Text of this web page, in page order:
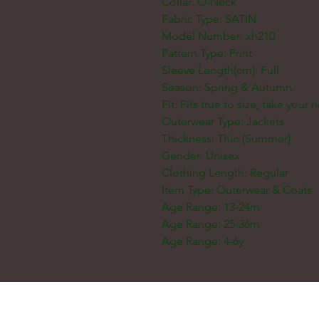
Fabric Type: SATIN
Model Number: xh210
Pattern Type: Print
Sleeve Length(cm): Full
Season: Spring & Autumn
Fit: Fits true to size, take your
Outerwear Type: Jackets
Thickness: Thin (Summer)
Gender: Unisex
Clothing Length: Regular
Item Type: Outerwear & Coats
Age Range: 13-24m
Age Range: 25-36m
Age Range: 4-6y